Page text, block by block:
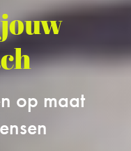
op maat